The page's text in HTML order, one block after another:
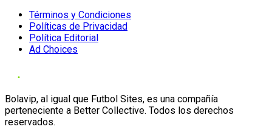
Términos y Condiciones
Políticas de Privacidad
Política Editorial
Ad Choices
Bolavip, al igual que Futbol Sites, es una compañía
perteneciente a Better Collective. Todos los derechos
reservados.